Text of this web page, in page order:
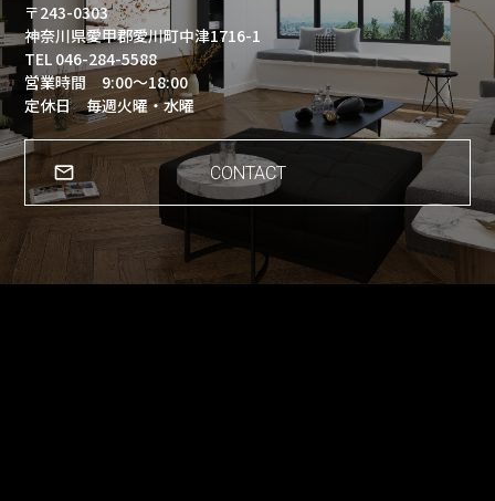
〒243-0303
神奈川県愛甲郡愛川町中津1716-1
TEL 046-284-5588
営業時間 9:00～18:00
定休日 毎週火曜・水曜
CONTACT